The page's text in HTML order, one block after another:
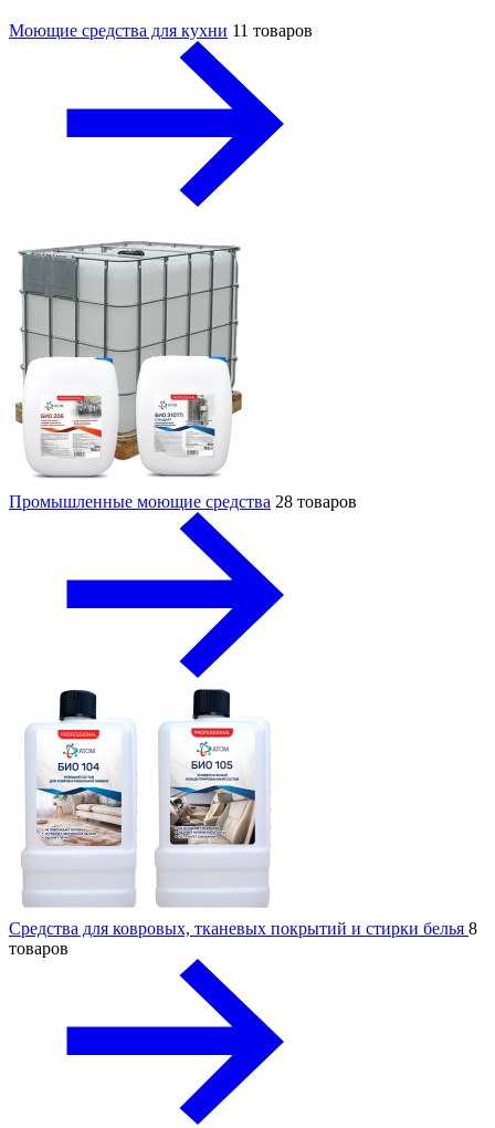
Моющие средства для кухни 11 товаров
Промышленные моющие средства 28 товаров
Средства для ковровых, тканевых покрытий и стирки белья 8
товаров